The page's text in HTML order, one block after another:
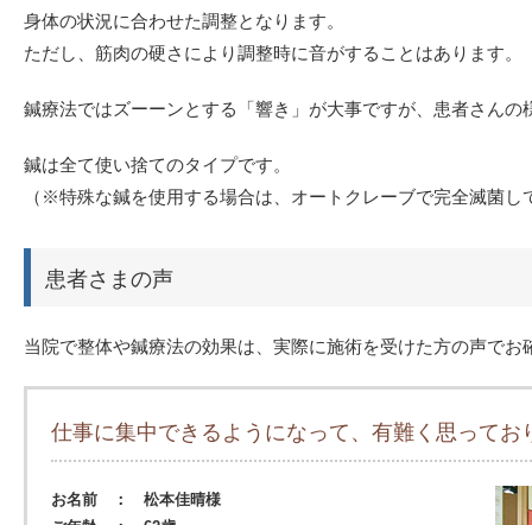
身体の状況に合わせた調整となります。
ただし、筋肉の硬さにより調整時に音がすることはあります。
鍼療法ではズーーンとする「響き」が大事ですが、患者さんの
鍼は全て使い捨てのタイプです。
（※特殊な鍼を使用する場合は、オートクレーブで完全滅菌し
患者さまの声
当院で整体や鍼療法の効果は、実際に施術を受けた方の声でお
仕事に集中できるようになって、有難く思ってお
お名前 ： 松本佳晴様